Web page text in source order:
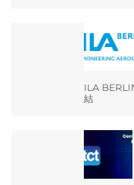
ILA
結